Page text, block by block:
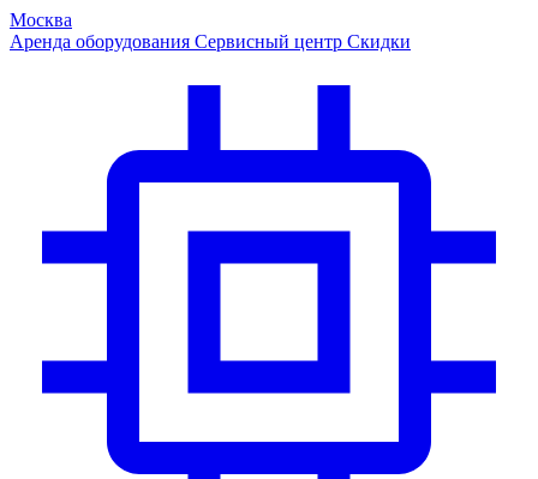
Москва
Аренда оборудования Сервисный центр Скидки